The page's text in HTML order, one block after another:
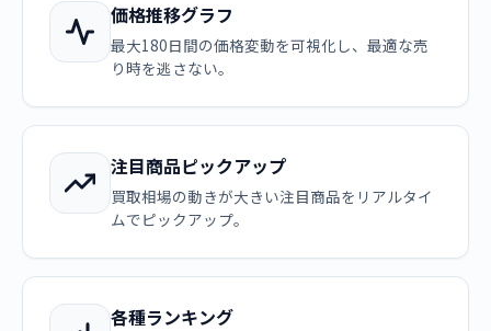
価格推移グラフ
最大180日間の価格変動を可視化し、最適な売
り時を逃さない。
注目商品ピックアップ
買取相場の動きが大きい注目商品をリアルタイ
ムでピックアップ。
各種ランキング